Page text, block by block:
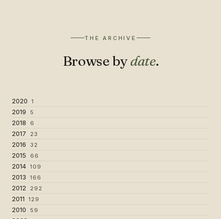
THE ARCHIVE
Browse bydate.
2020 1
2019 5
2018 6
2017 23
2016 32
2015 66
2014 109
2013 166
2012 292
2011 129
2010 59